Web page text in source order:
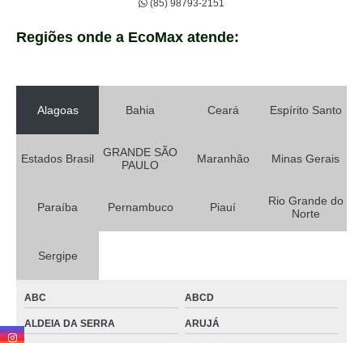
(85) 98793-2151
Regiões onde a EcoMax atende:
Alagoas Bahia Ceará Espírito Santo
Estados Brasil
GRANDE SÃO
PAULO
Maranhão Minas Gerais
Paraíba Pernambuco Piauí
Rio Grande do
Norte
Sergipe
ABC ABCD
ALDEIA DA SERRA ARUJÁ